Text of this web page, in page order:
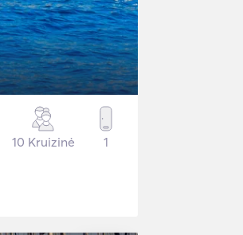
10 Kruizinė 1